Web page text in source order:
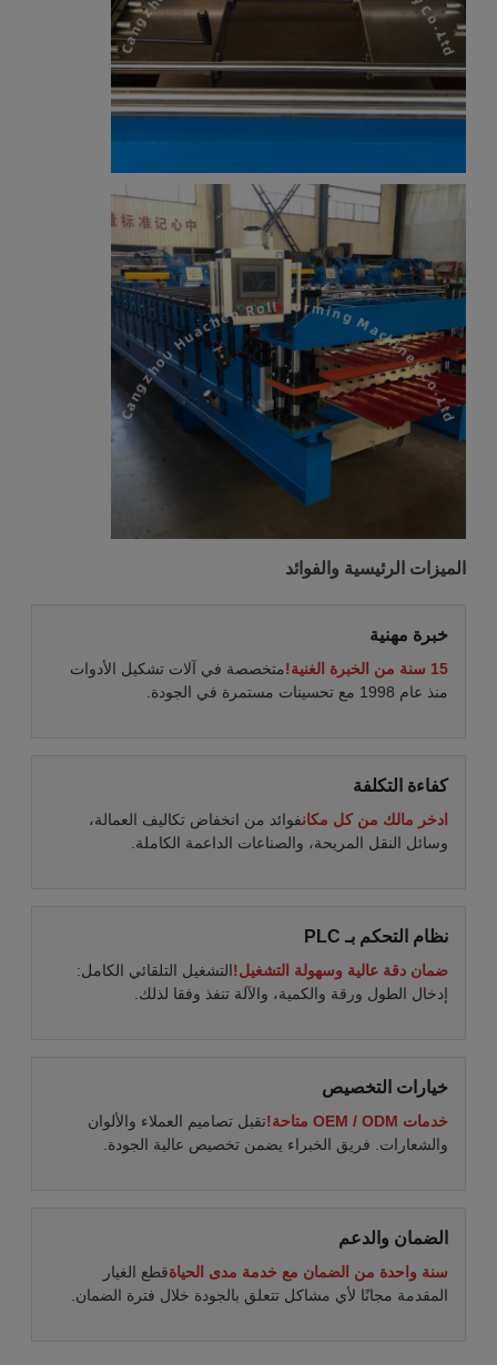
الميزات الرئيسية والفوائد
خبرة مهنية
15 سنة من الخبرة الغنية!
متخصصة في آلات تشكيل الأدوات
منذ عام 1998 مع تحسينات مستمرة في الجودة.
كفاءة التكلفة
ادخر مالك من كل مكانفوائد من انخفاض تكاليف العمالة،
وسائل النقل المريحة، والصناعات الداعمة الكاملة.
نظام التحكم بـ PLC
ضمان دقة عالية وسهولة التشغيل!التشغيل التلقائي الكامل:
إدخال الطول ورقة والكمية، والآلة تنفذ وفقا لذلك.
خيارات التخصيص
خدمات OEM / ODM متاحة!
تقبل تصاميم العملاء والألوان
والشعارات. فريق الخبراء يضمن تخصيص عالية الجودة.
الضمان والدعم
سنة واحدة من الضمان مع خدمة مدى الحياةقطع الغيار
المقدمة مجانًا لأي مشاكل تتعلق بالجودة خلال فترة الضمان.